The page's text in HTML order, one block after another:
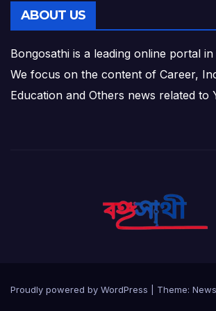
ABOUT US
Bongosathi is a leading online portal in
We focus on the content of Career,
Education and Others news related to
Proudly powered by WordPress Theme: